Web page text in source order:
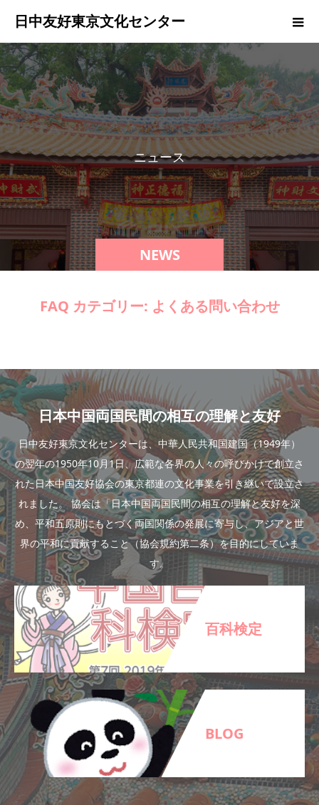
日中友好東京文化センター
NEWS
ニュース
FAQ カテゴリー: よくある問い合わせ
日本中国両国民間の相互の理解と友好
日中友好東京文化センターは、中華人民共和国建国（1949年）
の翌年の1950年10月1日、広範な各界の人々の呼びかけで創立さ
れた日本中国友好協会の東京都連の文化事業を引き継いで設立さ
れました。 協会は「日本中国両国民間の相互の理解と友好を深
め、平和五原則にもとづく両国関係の発展に寄与し、アジアと世
界の平和に貢献すること（協会規約第二条）を目的にしていま
す。
百科検定
BLOG